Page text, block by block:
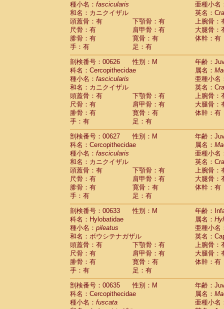
種小名： fascicularis
亜種小名
和名：カニクイザル
英名：
頭蓋骨：有
下顎骨：有
上腕骨：
尺骨：有
肩甲骨：有
大腿骨：
腓骨：有
寛骨：有
体幹：有
手：有
足：有
剖検番号：00626
性別：M
年齢：
科名：Cercopithecidae
属名：
種小名： fascicularis
亜種小名
和名：カニクイザル
英名：
頭蓋骨：有
下顎骨：有
上腕骨：
尺骨：有
肩甲骨：有
大腿骨：
腓骨：有
寛骨：有
体幹：有
手：有
足：有
剖検番号：00627
性別：M
年齢：
科名：Cercopithecidae
属名：
種小名： fascicularis
亜種小名
和名：カニクイザル
英名：
頭蓋骨：有
下顎骨：有
上腕骨：
尺骨：有
肩甲骨：有
大腿骨：
腓骨：有
寛骨：有
体幹：有
手：有
足：有
剖検番号：00633
性別：M
年齢：
科名：Hylobatidae
属名：
種小名： pileatus
亜種小名
和名：ボウシテナガザル
英名：
頭蓋骨：有
下顎骨：有
上腕骨：
尺骨：有
肩甲骨：有
大腿骨：
腓骨：有
寛骨：有
体幹：有
手：有
足：有
剖検番号：00635
性別：M
年齢：
科名：Cercopithecidae
属名：
種小名： fuscata
亜種小名